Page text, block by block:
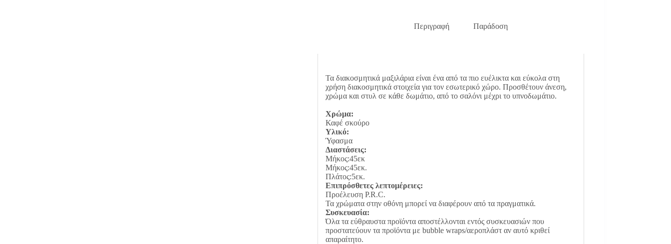
Περιγραφή Παράδοση
Τα διακοσμητικά μαξιλάρια είναι ένα από τα πιο ευέλικτα και εύκολα στη
χρήση διακοσμητικά στοιχεία για τον εσωτερικό χώρο. Προσθέτουν άνεση,
χρώμα και στυλ σε κάθε δωμάτιο, από το σαλόνι μέχρι το υπνοδωμάτιο.
Χρώμα:
Καφέ σκούρο
Υλικό:
Ύφασμα
Διαστάσεις:
Μήκος:45εκ
Μήκος:45εκ.
Πλάτος:5εκ.
Επιπρόσθετες λεπτομέρειες:
Προέλευση P.R.C.
Τα χρώματα στην οθόνη μπορεί να διαφέρουν από τα πραγματικά.
Συσκευασία:
Όλα τα εύθραυστα προϊόντα αποστέλλονται εντός συσκευασιών που
προστατεύουν τα προϊόντα με bubble wraps/αεροπλάστ αν αυτό κριθεί
απαραίτητο.